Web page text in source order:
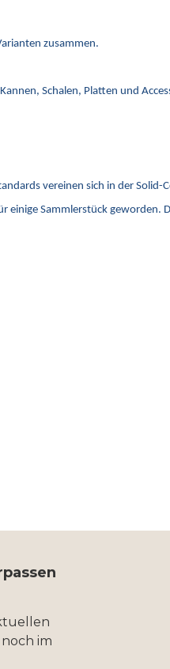
zusammen.
Schalen, Platten und
vereinen sich in der
einige Sammlerstück geworden.
im